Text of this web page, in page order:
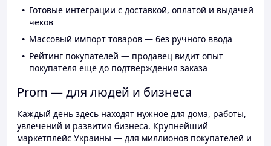
Готовые интеграции с доставкой, оплатой и выдачей
чеков
Массовый импорт товаров — без ручного ввода
Рейтинг покупателей — продавец видит опыт
покупателя ещё до подтверждения заказа
Prom — для людей и бизнеса
Каждый день здесь находят нужное для дома, работы,
увлечений и развития бизнеса. Крупнейший
маркетплейс Украины — для миллионов покупателей и